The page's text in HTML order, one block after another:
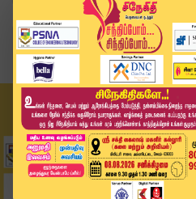
Home
தமிழ்நாடு
யானைகளை இடமாற்றம்